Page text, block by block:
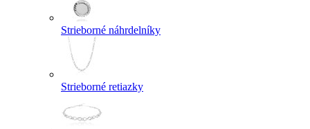
Strieborné náhrdelníky
Strieborné retiazky